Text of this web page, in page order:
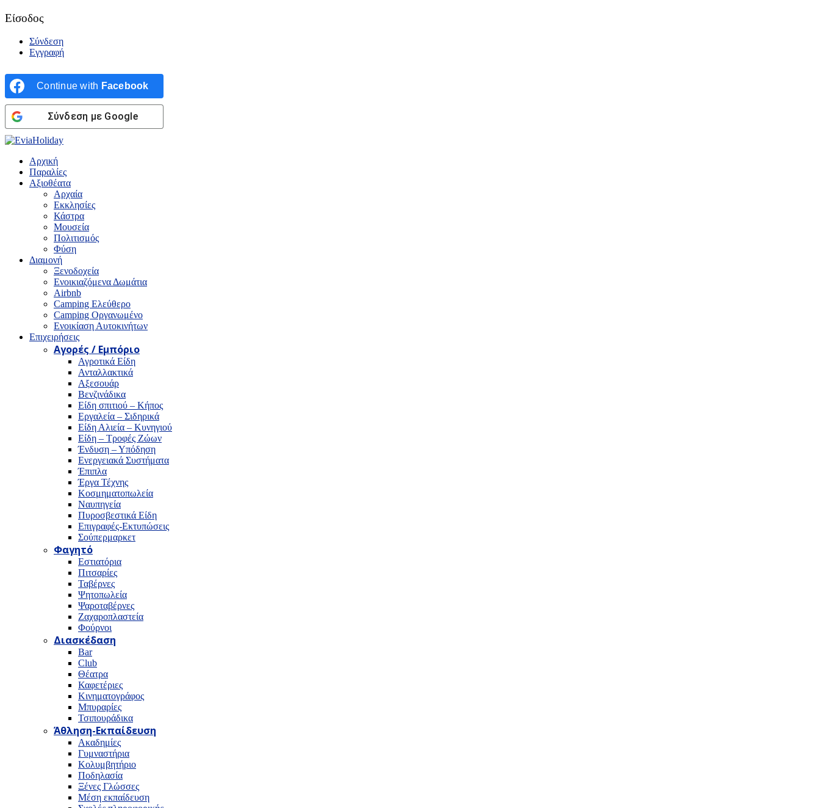
Είσοδος
Σύνδεση
Εγγραφή
Continue with Facebook
Σύνδεση με Google
Αρχική
Παραλίες
Αξιοθέατα
Αρχαία
Εκκλησίες
Κάστρα
Μουσεία
Πολιτισμός
Φύση
Διαμονή
Ξενοδοχεία
Ενοικιαζόμενα Δωμάτια
Airbnb
Camping Ελεύθερο
Camping Οργανωμένο
Ενοικίαση Αυτοκινήτων
Επιχειρήσεις
Αγορές / Εμπόριο
Αγροτικά Είδη
Ανταλλακτικά
Αξεσουάρ
Βενζινάδικα
Είδη σπιτιού – Κήπος
Εργαλεία – Σιδηρικά
Είδη Αλιεία – Κυνηγιού
Είδη – Τροφές Ζώων
Ένδυση – Υπόδηση
Ενεργειακά Συστήματα
Έπιπλα
Έργα Τέχνης
Κοσμηματοπωλεία
Ναυπηγεία
Πυροσβεστικά Είδη
Επιγραφές-Εκτυπώσεις
Σούπερμαρκετ
Φαγητό
Εστιατόρια
Πιτσαρίες
Ταβέρνες
Ψητοπωλεία
Ψαροταβέρνες
Ζαχαροπλαστεία
Φούρνοι
Διασκέδαση
Bar
Club
Θέατρα
Καφετέριες
Κινηματογράφος
Μπυραρίες
Τσιπουράδικα
Άθληση-Εκπαίδευση
Ακαδημίες
Γυμναστήρια
Κολυμβητήριο
Ποδηλασία
Ξένες Γλώσσες
Μέση εκπαίδευση